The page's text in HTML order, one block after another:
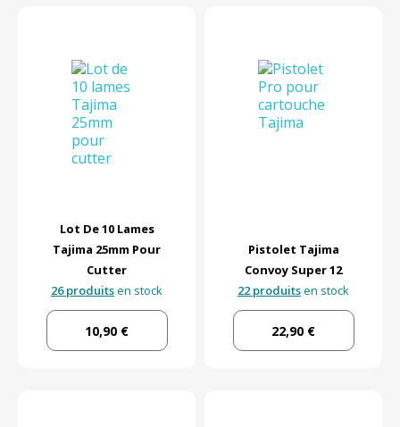
Lot De 10 Lames
Tajima 25mm Pour
Cutter
26 produitsen stock
10,90 €
Pistolet Tajima
Convoy Super 12
22 produitsen stock
22,90 €